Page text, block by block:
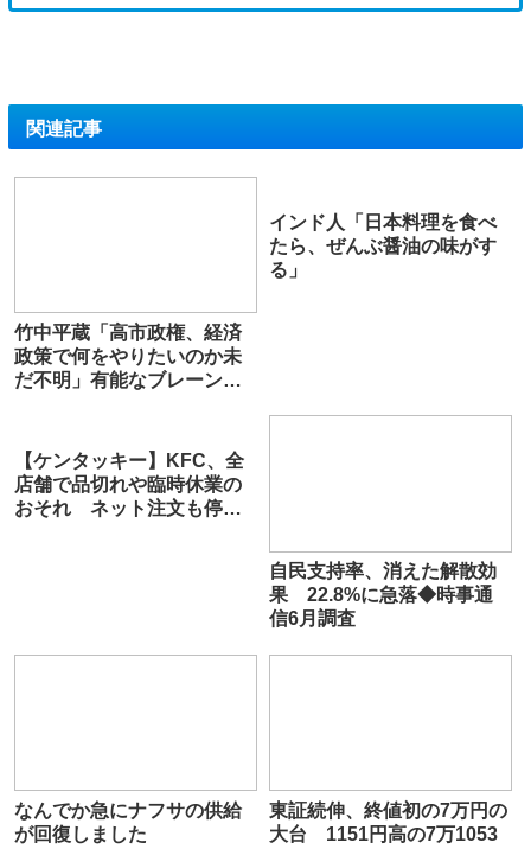
関連記事
竹中平蔵「高市政権、経済
政策で何をやりたいのか未
だ不明」有能なブレーンの
差」
インド人「日本料理を食べ
たら、ぜんぶ醤油の味がす
る」
【ケンタッキー】KFC、全
店舗で品切れや臨時休業の
おそれ ネット注文も停
自民支持率、消えた解散効
果 22.8%に急落◆時事通
信6月調査
なんでか急にナフサの供給
が回復しました
東証続伸、終値初の7万円の
大台 1151円高の7万1053